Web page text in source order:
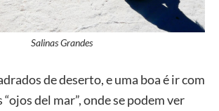
Salinas Grandes
de deserto, e uma boa é ir com
del mar”, onde se podem ver